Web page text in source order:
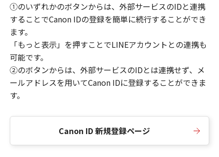
①のいずれかのボタンからは、外部サービスのIDと連携
することでCanon IDの登録を簡単に続行することができ
ます。
「もっと表示」を押すことでLINEアカウントとの連携も
可能です。
②のボタンからは、外部サービスのIDとは連携せず、メ
ールアドレスを用いてCanon IDに登録することができま
す。
Canon ID 新規登録ページ